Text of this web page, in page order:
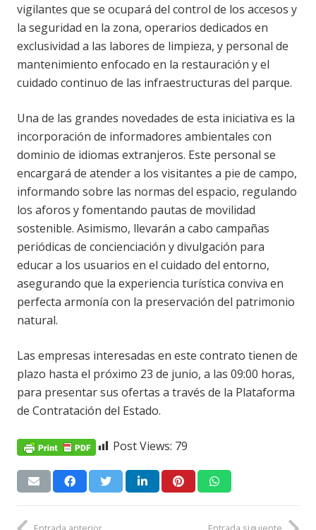
vigilantes que se ocupará del control de los accesos y
la seguridad en la zona, operarios dedicados en
exclusividad a las labores de limpieza, y personal de
mantenimiento enfocado en la restauración y el
cuidado continuo de las infraestructuras del parque.
Una de las grandes novedades de esta iniciativa es la
incorporación de informadores ambientales con
dominio de idiomas extranjeros. Este personal se
encargará de atender a los visitantes a pie de campo,
informando sobre las normas del espacio, regulando
los aforos y fomentando pautas de movilidad
sostenible. Asimismo, llevarán a cabo campañas
periódicas de concienciación y divulgación para
educar a los usuarios en el cuidado del entorno,
asegurando que la experiencia turística conviva en
perfecta armonía con la preservación del patrimonio
natural.
Las empresas interesadas en este contrato tienen de
plazo hasta el próximo 23 de junio, a las 09:00 horas,
para presentar sus ofertas a través de la Plataforma
de Contratación del Estado.
Post Views: 79